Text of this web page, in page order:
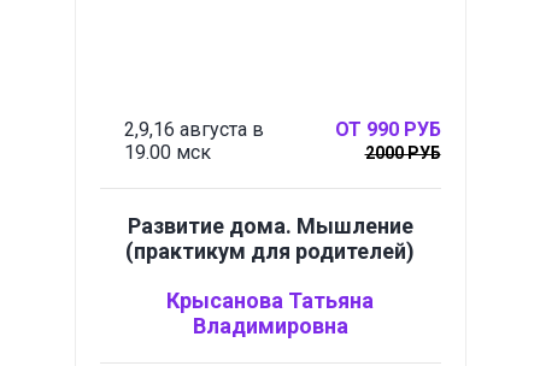
2,9,16 августа в
19.00 мск
ОТ 990 РУБ
2000 РУБ
Развитие дома. Мышление
(практикум для родителей)
Крысанова Татьяна
Владимировна